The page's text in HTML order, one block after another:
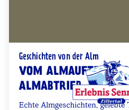
Geschichten von der Alm
VOM ALMAUFTRIEB
ALMABTRIEB
Echte Almgeschichten, gelebte